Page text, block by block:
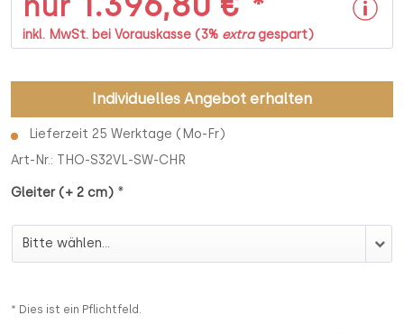
inkl. MwSt. bei Vorauskasse (3% extragespart)
Individuelles Angebot erhalten
Lieferzeit 25 Werktage (Mo-Fr)
Art-Nr.: THO-S32VL-SW-CHR
Gleiter (+ 2 cm) *
Gleiter (+ 2 cm)
* Dies ist ein Pflichtfeld.